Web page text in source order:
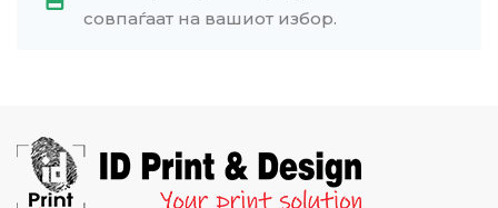
совпаѓаат на вашиот избор.